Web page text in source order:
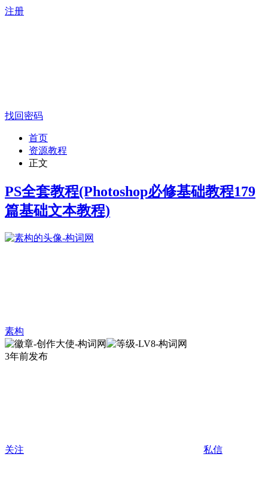
注册
找回密码
首页
资源教程
正文
PS全套教程(Photoshop必修基础教程179
篇基础文本教程)
素构
3年前发布
关注 私信